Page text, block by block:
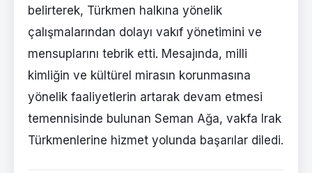
belirterek, Türkmen halkına yönelik
çalışmalarından dolayı vakıf yönetimini ve
mensuplarını tebrik etti. Mesajında, milli
kimliğin ve kültürel mirasın korunmasına
yönelik faaliyetlerin artarak devam etmesi
temennisinde bulunan Seman Ağa, vakfa Irak
Türkmenlerine hizmet yolunda başarılar diledi.